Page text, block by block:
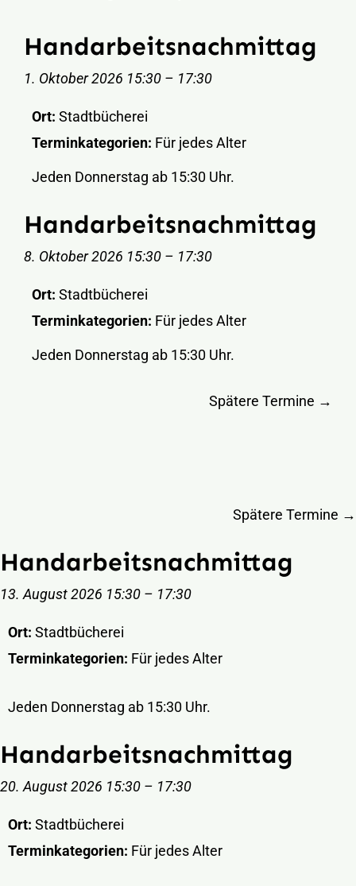
Handarbeitsnachmittag
1. Oktober 2026 15:30 – 17:30
Ort: Stadtbücherei
Terminkategorien: Für jedes Alter
Jeden Donnerstag ab 15:30 Uhr.
Handarbeitsnachmittag
8. Oktober 2026 15:30 – 17:30
Ort: Stadtbücherei
Terminkategorien: Für jedes Alter
Jeden Donnerstag ab 15:30 Uhr.
Spätere Termine →
Spätere Termine →
Handarbeitsnachmittag
13. August 2026 15:30 – 17:30
Ort: Stadtbücherei
Terminkategorien: Für jedes Alter
Jeden Donnerstag ab 15:30 Uhr.
Handarbeitsnachmittag
20. August 2026 15:30 – 17:30
Ort: Stadtbücherei
Terminkategorien: Für jedes Alter